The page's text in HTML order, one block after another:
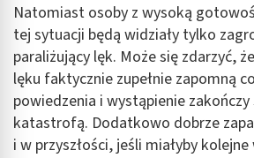
Natomiast osoby z wysoką
tej sytuacji będą widziały tylko
paraliżujący lęk. Może się zdarzyć,
lęku faktycznie zupełnie zapomną
powiedzenia i wystąpienie
katastrofą. Dodatkowo dobrze
i w przyszłości, jeśli miałyby